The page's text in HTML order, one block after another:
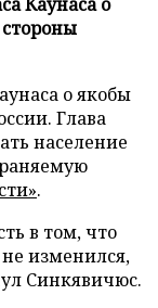
о якобы
Глава
население
.
в том, что
изменился,
Синкявичюс.